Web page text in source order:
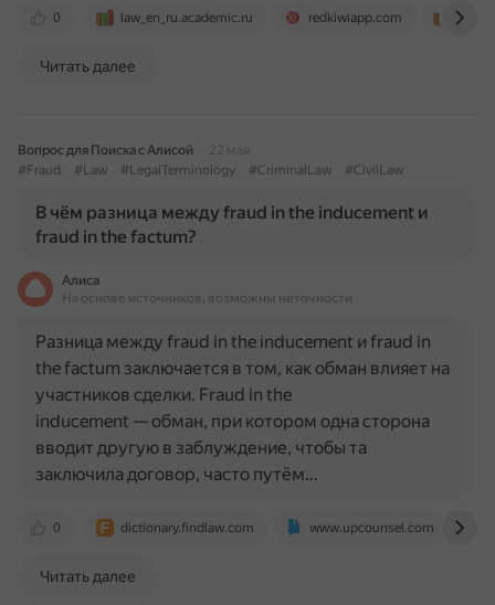
0 law_en_ru.academic.ru redkiwiapp.com
Читать далее
Вопрос для Поиска с Алисой
22 мая
#Fraud
#Law #LegalTerminology #CriminalLaw #CivilLaw
В чём разница между fraud in the inducement и
fraud in the factum?
Алиса
На основе источников, возможны неточности
0 dictionary.findlaw.com www.upcounsel.com
Разница между fraud in the inducement и fraud in
the factum заключается в том, как обман влияет на
участников сделки. Fraud in the
inducement — обман, при котором одна сторона
вводит другую в заблуждение, чтобы та
заключила договор, часто путём…
Читать далее